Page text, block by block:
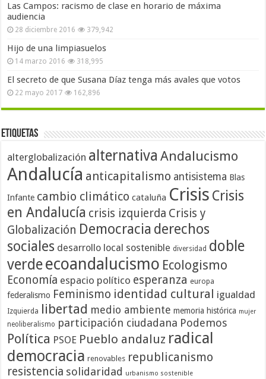
Las Campos: racismo de clase en horario de máxima
audiencia
28 diciembre 2016 379,942
Hijo de una limpiasuelos
14 marzo 2016 318,995
El secreto de que Susana Díaz tenga más avales que votos
22 mayo 2017 162,896
Etiquetas
alterglobalización alternativa Andalucismo
Andalucía anticapitalismo antisistema Blas
Infante cambio climático cataluña Crisis Crisis
en Andalucía crisis izquierda Crisis y
Globalización Democracia derechos
sociales desarrollo local sostenible diversidad doble
verdeecoandalucismo Ecologismo
Economía espacio político esperanza europa
federalismo Feminismo identidad cultural igualdad
Izquierda libertad medio ambiente memoria histórica mujer
neoliberalismo participación ciudadana Podemos
Política PSOE Pueblo andaluz radical
democracia renovables republicanismo
resistencia solidaridad urbanismo sostenible